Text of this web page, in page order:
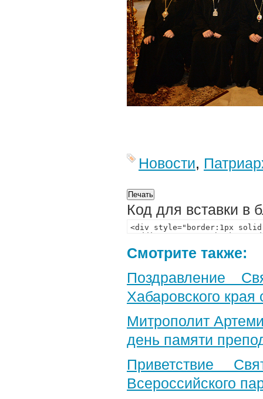
Новости,
Код для вставки в
Смотрите также:
Поздравление
Хабаровского края
Митрополит
день памяти
Приветствие
Всероссийского